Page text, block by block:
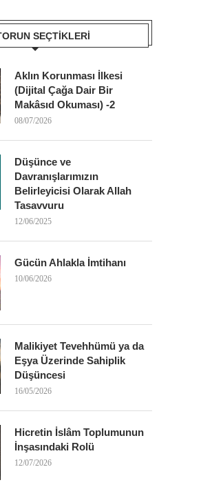
SEÇTIKLERI
Aklın Korunması İlkesi
(Dijital Çağa Dair Bir
Makâsıd Okuması) -2
08/07/2026
Düşünce ve
Davranışlarımızın
Belirleyicisi Olarak Allah
Tasavvuru
12/06/2025
Gücün Ahlakla İmtihanı
10/06/2026
Malikiyet Tevehhümü ya da
Eşya Üzerinde Sahiplik
Düşüncesi
16/05/2026
Hicretin İslâm Toplumunun
İnşasındaki Rolü
12/07/2026